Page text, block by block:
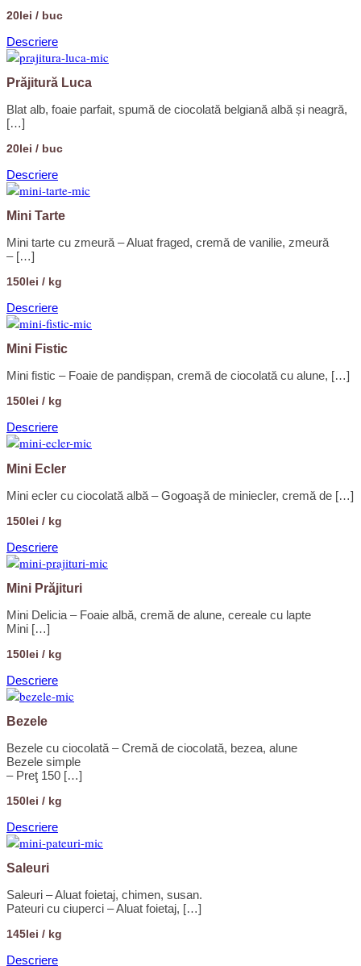
20lei / buc
Descriere
Prăjitură Luca
Blat alb, foaie parfait, spumă de ciocolată belgiană albă și neagră,
[…]
20lei / buc
Descriere
Mini Tarte
Mini tarte cu zmeură – Aluat fraged, cremă de vanilie, zmeură
– […]
150lei / kg
Descriere
Mini Fistic
Mini fistic – Foaie de pandișpan, cremă de ciocolată cu alune, […]
150lei / kg
Descriere
Mini Ecler
Mini ecler cu ciocolată albă – Gogoaşă de miniecler, cremă de […]
150lei / kg
Descriere
Mini Prăjituri
Mini Delicia – Foaie albă, cremă de alune, cereale cu lapte
Mini […]
150lei / kg
Descriere
Bezele
Bezele cu ciocolată – Cremă de ciocolată, bezea, alune
Bezele simple
– Preţ 150 […]
150lei / kg
Descriere
Saleuri
Saleuri – Aluat foietaj, chimen, susan.
Pateuri cu ciuperci – Aluat foietaj, […]
145lei / kg
Descriere